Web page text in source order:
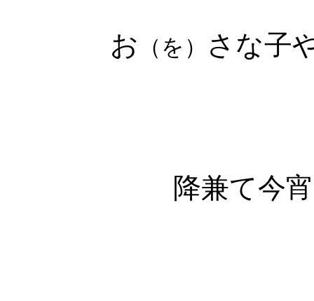
お （を） さな子
降兼て今